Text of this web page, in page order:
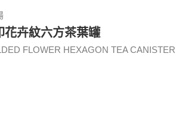
花卉紋六方茶葉罐
FLOWER HEXAGON TEA CANISTER